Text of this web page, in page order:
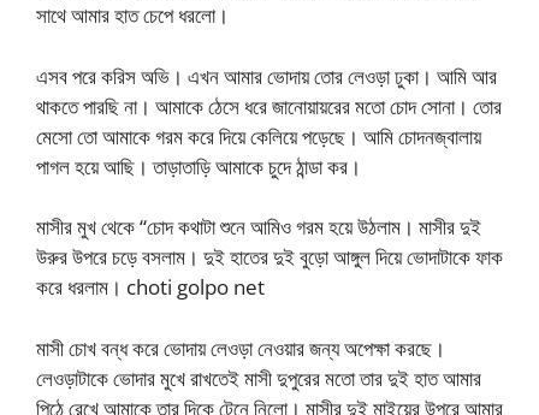
সাথে আমার হাত চেপে ধরলো।
এসব পরে করিস অভি। এখন আমার ভোদায় তোর লেওড়া ঢুকা। আমি আর
থাকতে পারছি না। আমাকে ঠেসে ধরে জানোয়ায়রের মতো চোদ সোনা। তোর
মেসো তো আমাকে গরম করে দিয়ে কেলিয়ে পড়েছে। আমি চোদনজ্বালায়
পাগল হয়ে আছি। তাড়াতাড়ি আমাকে চুদে ঠান্ডা কর।
মাসীর মুখ থেকে “চোদ কথাটা শুনে আমিও গরম হয়ে উঠলাম। মাসীর দুই
উরুর উপরে চড়ে বসলাম। দুই হাতের দুই বুড়ো আঙ্গুল দিয়ে ভোদাটাকে ফাক
করে ধরলাম। choti golpo net
মাসী চোখ বন্ধ করে ভোদায় লেওড়া নেওয়ার জন্য অপেক্ষা করছে।
লেওড়াটাকে ভোদার মুখে রাখতেই মাসী দুপুরের মতো তার দুই হাত আমার
পিঠে রেখে আমাকে তার দিকে টেনে নিলো। মাসীর দুই মাইয়ের উপরে আমার